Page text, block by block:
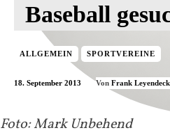
Foto: Mark Unbehend
Baseball
ALLGEMEIN SPORTVEREINE
18. September 2013 Von Frank